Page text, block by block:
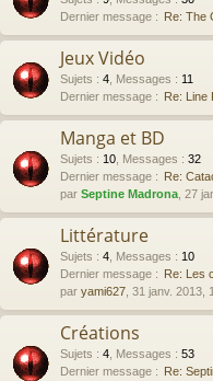
Dernier message : Re: The
Jeux Vidéo
Sujets : 4 Messages : 11
Dernier message : Re: Line
Manga et BD
Sujets : 10 Messages : 32
Dernier message : Re:
par Septine Madrona , 27
Littérature
Sujets : 4 Messages : 10
Dernier message : Re: Les
par yami627 , 31 janv. 2013,
Créations
Sujets : 4 Messages : 53
Dernier message : Re: